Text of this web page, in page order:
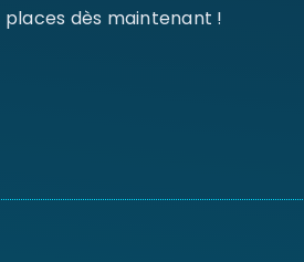
dès maintenant !